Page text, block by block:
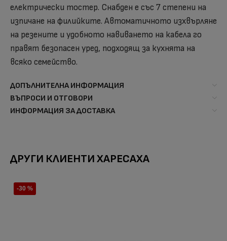
електрически тостер. Снабден е със 7 степени на
изпичане на филийките. Автоматичното изхвърляне
на резените и удобното навиването на кабела го
правят безопасен уред, подходящ за кухнята на
всяко семейство.
ДОПЪЛНИТЕЛНА ИНФОРМАЦИЯ
ВЪПРОСИ И ОТГОВОРИ
ИНФОРМАЦИЯ ЗА ДОСТАВКА
ДРУГИ КЛИЕНТИ ХАРЕСАХА
-30 %